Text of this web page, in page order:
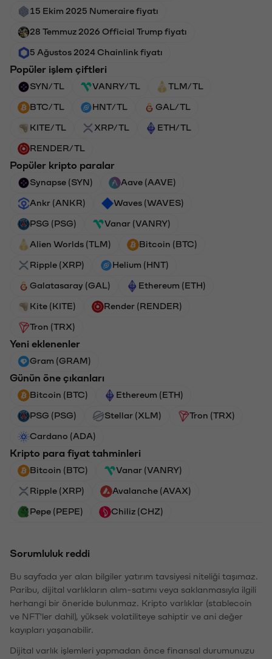
15 Ekim 2025 Numeraire fiyatı
28 Temmuz 2026 Official Trump fiyatı
5 Ağustos 2024 Chainlink fiyatı
Popüler işlem çiftleri
SYN/TL VANRY/TL TLM/TL
BTC/TL HNT/TL GAL/TL
KITE/TL XRP/TL ETH/TL
RENDER/TL
Popüler kripto paralar
Synapse (SYN) Aave (AAVE)
Ankr (ANKR) Waves (WAVES)
PSG (PSG) Vanar (VANRY)
Alien Worlds (TLM) Bitcoin (BTC)
Ripple (XRP) Helium (HNT)
Galatasaray (GAL) Ethereum (ETH)
Kite (KITE) Render (RENDER)
Tron (TRX)
Yeni eklenenler
Gram (GRAM)
Günün öne çıkanları
Bitcoin (BTC) Ethereum (ETH)
PSG (PSG) Stellar (XLM) Tron (TRX)
Cardano (ADA)
Kripto para fiyat tahminleri
Bitcoin (BTC) Vanar (VANRY)
Ripple (XRP) Avalanche (AVAX)
Pepe (PEPE) Chiliz (CHZ)
Sorumluluk reddi
Bu sayfada yer alan bilgiler yatırım tavsiyesi niteliği taşımaz.
Paribu, dijital varlıkların alım-satımı veya saklanmasıyla ilgili
herhangi bir öneride bulunmaz. Kripto varlıklar (stablecoin
ve NFT'ler dahil), yüksek volatiliteye sahiptir ve ani değer
kayıpları yaşanabilir.
Dijital varlık işlemleri yapmadan önce finansal durumunuzu